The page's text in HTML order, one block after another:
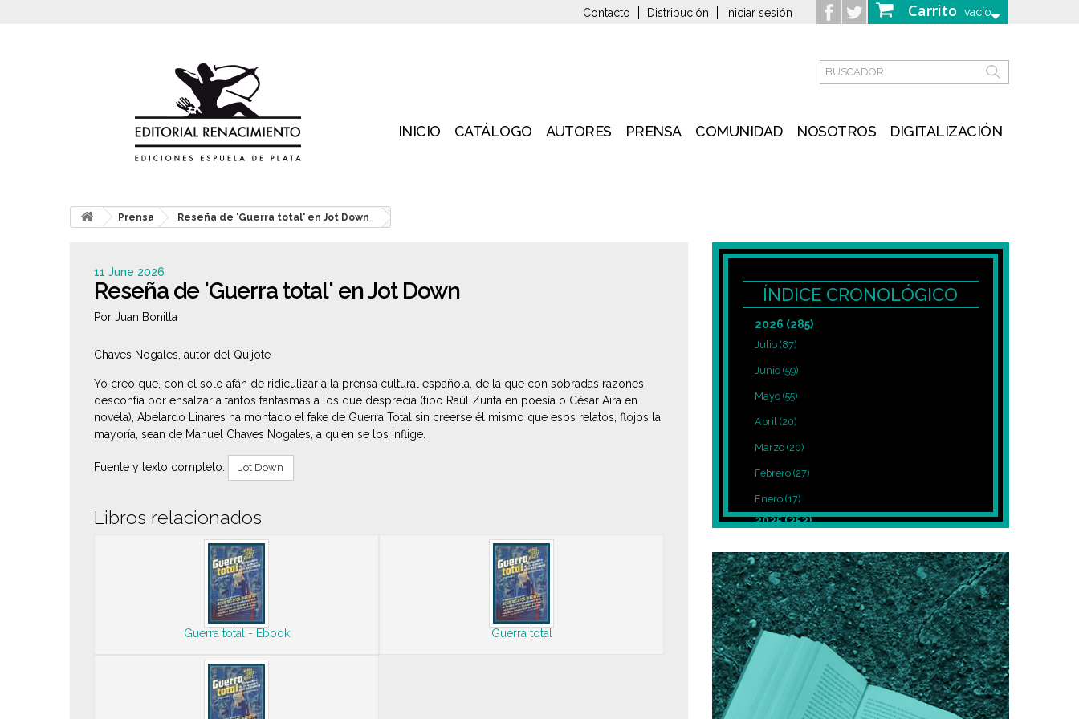
Carrito vacío
Contacto Distribución Iniciar sesión
INICIO CATÁLOGO AUTORES PRENSA COMUNIDAD NOSOTROS DIGITALIZACIÓN
Prensa Reseña de 'Guerra total' en Jot Down
11 June 2026
Reseña de 'Guerra total' en Jot Down
Por Juan Bonilla
Chaves Nogales, autor del Quijote
Yo creo que, con el solo afán de ridiculizar a la prensa cultural española, de la que con sobradas razones
desconfía por ensalzar a tantos fantasmas a los que desprecia (tipo Raúl Zurita en poesía o César Aira en
novela), Abelardo Linares ha montado el fake de Guerra Total sin creerse él mismo que esos relatos, flojos la
mayoría, sean de Manuel Chaves Nogales, a quien se los inflige.
Fuente y texto completo: Jot Down
Libros relacionados
Guerra total - Ebook Guerra total
ÍNDICE CRONOLÓGICO
2026 (285)
Julio (87)
Junio (59)
Mayo (55)
Abril (20)
Marzo (20)
Febrero (27)
Enero (17)
2025(252)
Noviembre(27)
Octubre(8)
Septiembre(12)
Agosto